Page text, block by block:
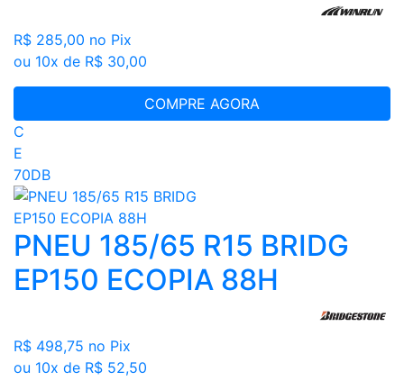
R$ 285,00 no Pix
ou 10x de R$ 30,00
COMPRE AGORA
C
E
70DB
PNEU 185/65 R15 BRIDG
EP150 ECOPIA 88H
R$ 498,75 no Pix
ou 10x de R$ 52,50